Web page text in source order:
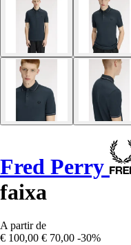
Fred Perry
faixa
A partir de
€ 100,00 € 70,00 -30%